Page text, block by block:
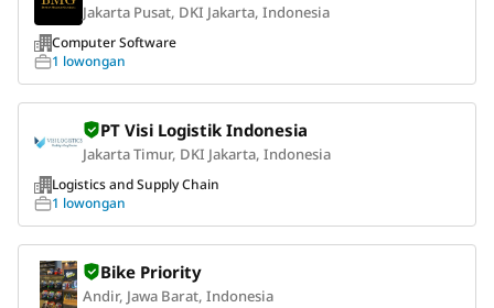
Jakarta Pusat, DKI Jakarta, Indonesia
Computer Software
1 lowongan
PT Visi Logistik Indonesia
Jakarta Timur, DKI Jakarta, Indonesia
Logistics and Supply Chain
1 lowongan
Bike Priority
Andir, Jawa Barat, Indonesia